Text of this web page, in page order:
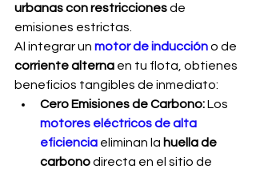
urbanas con restricciones de
emisiones estrictas.
Al integrar un motor de inducción o de
corriente alterna en tu flota, obtienes
beneficios tangibles de inmediato:
Cero Emisiones de Carbono: Los
motores eléctricos de alta
eficiencia eliminan la huella de
carbono directa en el sitio de